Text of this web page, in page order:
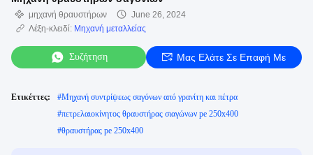
μηχανή θραυστήρων
June 26, 2024
Λέξη-κλειδί: Μηχανή μεταλλείας
Συζήτηση Μας Ελάτε Σε Επαφή Με
Ετικέττες: #Μηχανή συντρίψεως σαγόνων από γρανίτη και πέτρα
#πετρελαιοκίνητος θραυστήρας σιαγώνων pe 250x400
#θραυστήρας pe 250x400